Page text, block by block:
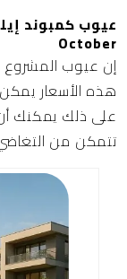
October
إن عيوب
هذه الأسعار
على ذلك يمكنك
تتمكن من